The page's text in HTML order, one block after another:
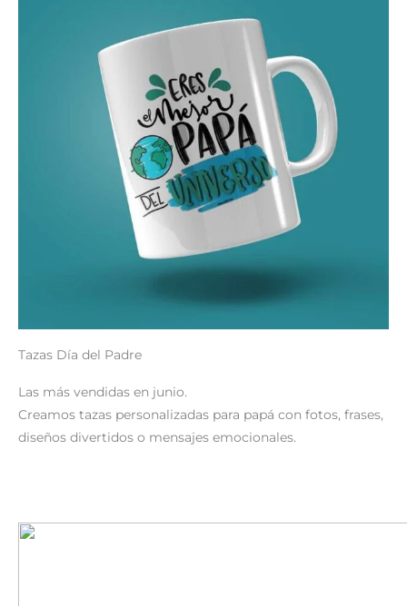
Tazas Día del Padre
Las más vendidas en junio.
Creamos tazas personalizadas para papá con fotos, frases,
diseños divertidos o mensajes emocionales.